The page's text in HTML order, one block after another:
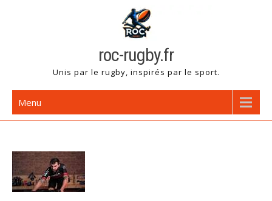
roc-rugby.fr
Unis par le rugby, inspirés par le sport.
Menu